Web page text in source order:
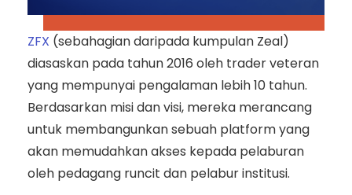
ZFX (sebahagian daripada kumpulan Zeal)
diasaskan pada tahun 2016 oleh trader veteran
yang mempunyai pengalaman lebih 10 tahun.
Berdasarkan misi dan visi, mereka merancang
untuk membangunkan sebuah platform yang
akan memudahkan akses kepada pelaburan
oleh pedagang runcit dan pelabur institusi.